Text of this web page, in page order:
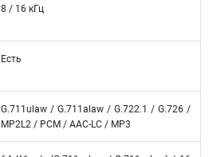
8 / 16 кГц
Есть
G.711ulaw / G.711alaw / G.722.1 / G.726 /
MP2L2 / PCM / AAC-LC / MP3